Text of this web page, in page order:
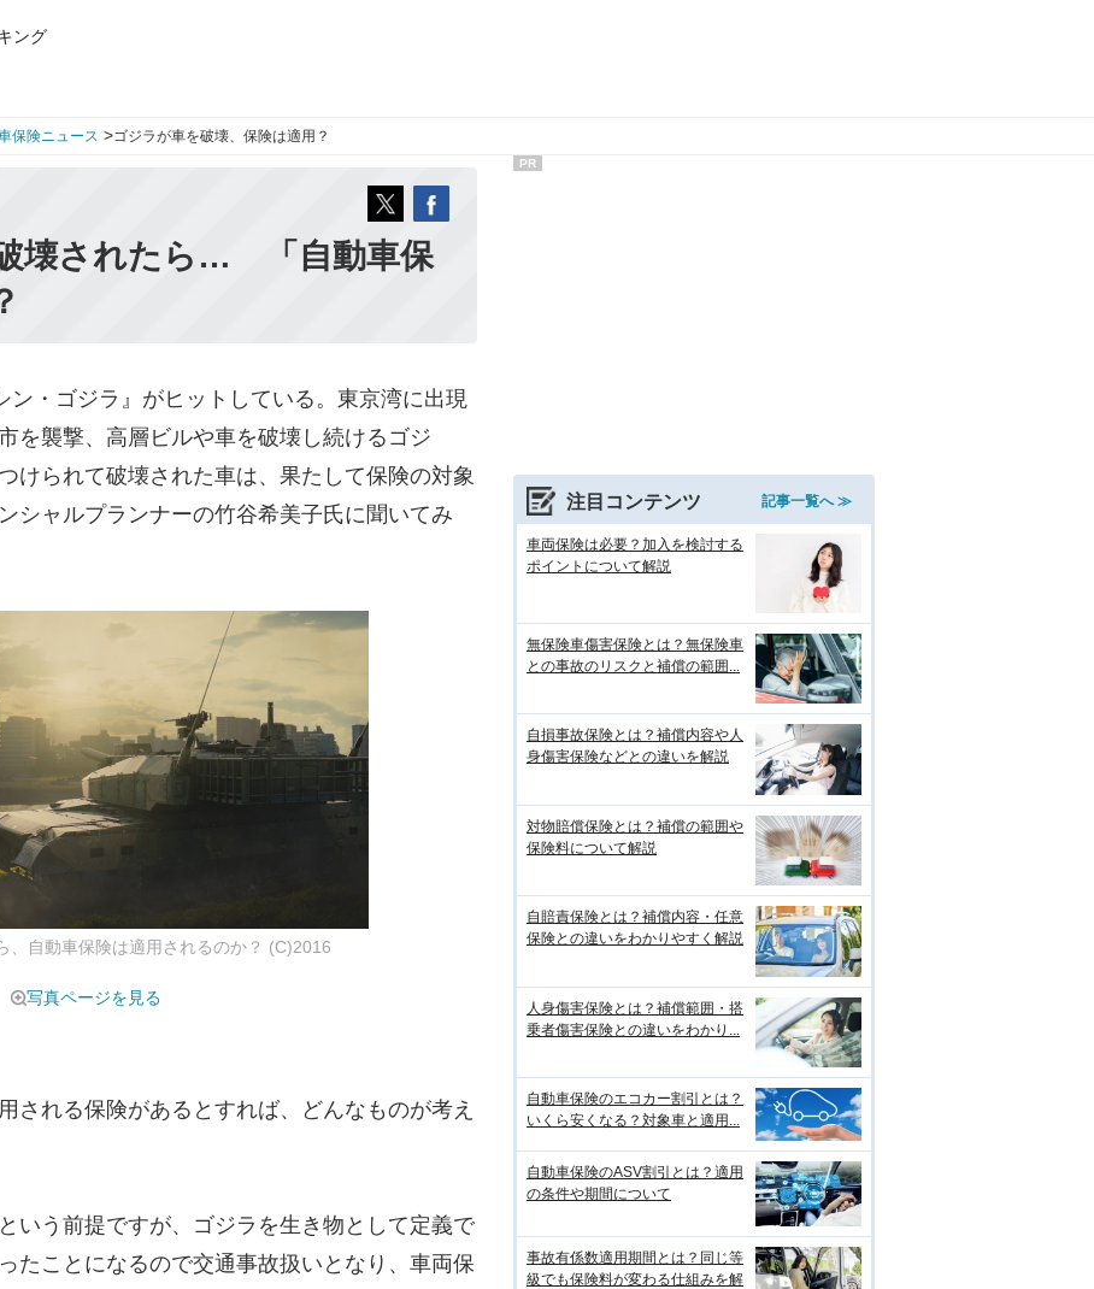
ング
保険ニュース >ゴジラが車を破壊、保険は適用？
壊されたら… 「自動車保
・ゴジラ』がヒットしている。東京湾に出現
を襲撃、高層ビルや車を破壊し続けるゴジ
けられて破壊された車は、果たして保険の対象
ャルプランナーの竹谷希美子氏に聞いてみ
、自動車保険は適用されるのか？ (C)2016
写真ページを見る
れる保険があるとすれば、どんなものが考え
いう前提ですが、ゴジラを生き物として定義で
たことになるので交通事故扱いとなり、車両保
PR
注目コンテンツ 記事一覧へ ≫
車両保険は必要？加入を検討する
ポイントについて解説
無保険車傷害保険とは？無保険車
との事故のリスクと補償の範囲...
自損事故保険とは？補償内容や人
身傷害保険などとの違いを解説
対物賠償保険とは？補償の範囲や
保険料について解説
自賠責保険とは？補償内容・任意
保険との違いをわかりやすく解説
人身傷害保険とは？補償範囲・搭
乗者傷害保険との違いをわかり...
自動車保険のエコカー割引とは？
いくら安くなる？対象車と適用...
自動車保険のASV割引とは？適用
の条件や期間について
事故有係数適用期間とは？同じ等
級でも保険料が変わる仕組みを解